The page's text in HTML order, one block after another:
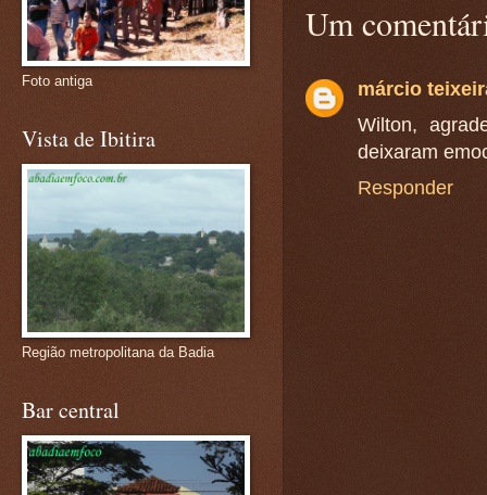
Um
márcio
Wilton,
deixaram
Responder
Foto antiga
Vista de Ibitira
Região metropolitana da Badia
Bar central